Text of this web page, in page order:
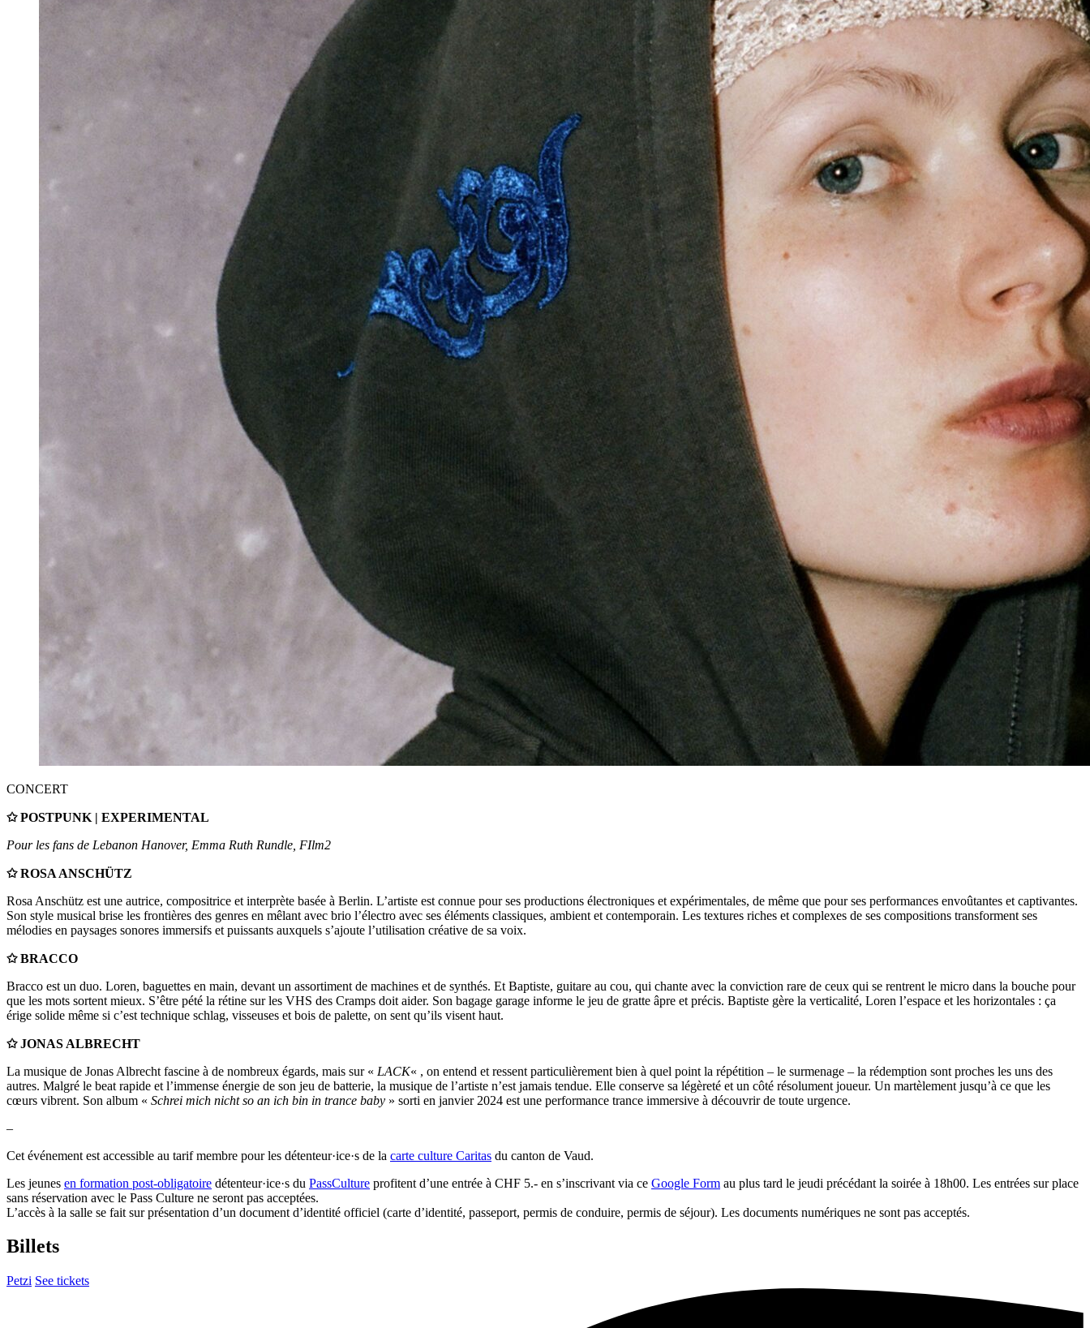
CONCERT
✩ POSTPUNK | EXPERIMENTAL
Pour les fans de Lebanon Hanover, Emma Ruth Rundle, FIlm2
✩ ROSA ANSCHÜTZ
Rosa Anschütz est une autrice, compositrice et interprète basée à Berlin. L’artiste est connue pour ses productions électroniques et expérimentales, de même que pour ses performances envoûtantes et captivantes.
Son style musical brise les frontières des genres en mêlant avec brio l’électro avec ses éléments classiques, ambient et contemporain. Les textures riches et complexes de ses compositions transforment ses
mélodies en paysages sonores immersifs et puissants auxquels s’ajoute l’utilisation créative de sa voix.
✩ BRACCO
Bracco est un duo. Loren, baguettes en main, devant un assortiment de machines et de synthés. Et Baptiste, guitare au cou, qui chante avec la conviction rare de ceux qui se rentrent le micro dans la bouche pour
que les mots sortent mieux. S’être pété la rétine sur les VHS des Cramps doit aider. Son bagage garage informe le jeu de gratte âpre et précis. Baptiste gère la verticalité, Loren l’espace et les horizontales : ça
érige solide même si c’est technique schlag, visseuses et bois de palette, on sent qu’ils visent haut.
✩ JONAS ALBRECHT
La musique de Jonas Albrecht fascine à de nombreux égards, mais sur « LACK« , on entend et ressent particulièrement bien à quel point la répétition – le surmenage – la rédemption sont proches les uns des
autres. Malgré le beat rapide et l’immense énergie de son jeu de batterie, la musique de l’artiste n’est jamais tendue. Elle conserve sa légèreté et un côté résolument joueur. Un martèlement jusqu’à ce que les
cœurs vibrent. Son album « Schrei mich nicht so an ich bin in trance baby » sorti en janvier 2024 est une performance trance immersive à découvrir de toute urgence.
–
Cet événement est accessible au tarif membre pour les détenteur·ice·s de la carte culture Caritas du canton de Vaud.
Les jeunes en formation post-obligatoire détenteur·ice·s du PassCulture profitent d’une entrée à CHF 5.- en s’inscrivant via ce Google Form au plus tard le jeudi précédant la soirée à 18h00. Les entrées sur place
sans réservation avec le Pass Culture ne seront pas acceptées.
L’accès à la salle se fait sur présentation d’un document d’identité officiel (carte d’identité, passeport, permis de conduire, permis de séjour). Les documents numériques ne sont pas acceptés.
Billets
Petzi See tickets